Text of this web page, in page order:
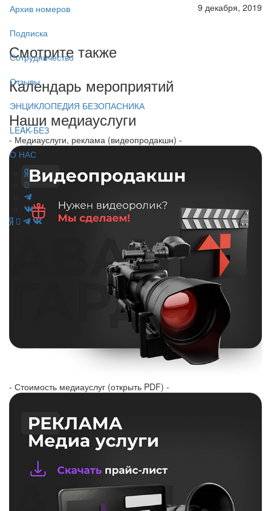
Архив номеров
Подписка
Сотрудничество
Отзывы
ЭНЦИКЛОПЕДИЯ БЕЗОПАСНИКА
LEAK-БЕЗ
О НАС
9 декабря, 2019
Смотрите также
Календарь мероприятий
Наши медиауслуги
- Медиауслуги, реклама (видеопродакшн) -
- Стоимость медиауслуг (открыть PDF) -